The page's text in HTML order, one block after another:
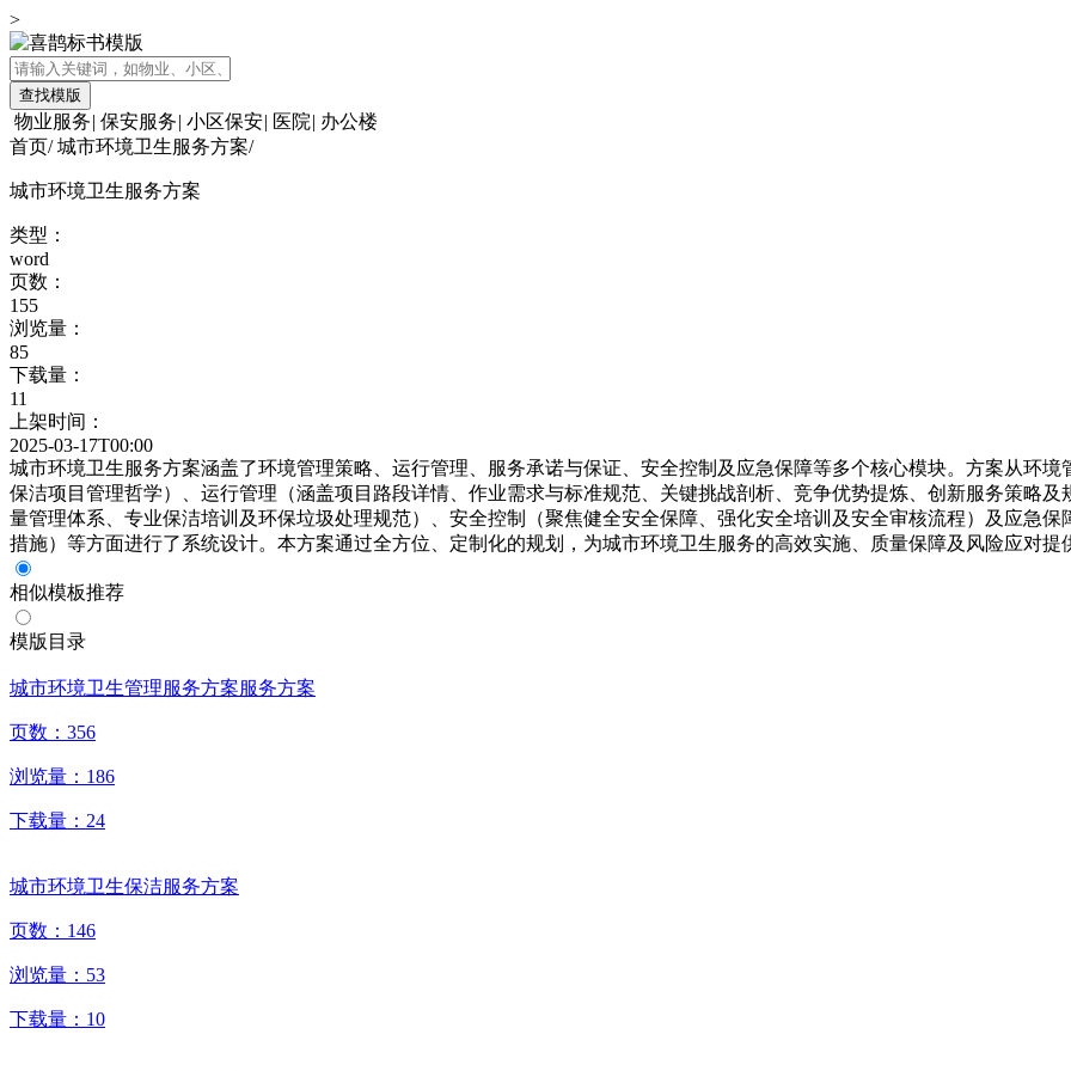
>
查找模版
物业服务| 保安服务| 小区保安| 医院| 办公楼
首页/ 城市环境卫生服务方案/
城市环境卫生服务方案
类型：
word
页数：
155
浏览量：
85
下载量：
11
上架时间：
2025-03-17T00:00
城市环境卫生服务方案涵盖了环境管理策略、运行管理、服务承诺与保证、安全控制及应急保障等多个核心模块。方案从环境
保洁项目管理哲学）、运行管理（涵盖项目路段详情、作业需求与标准规范、关键挑战剖析、竞争优势提炼、创新服务策略
量管理体系、专业保洁培训及环保垃圾处理规范）、安全控制（聚焦健全安全保障、强化安全培训及安全审核流程）及应急
措施）等方面进行了系统设计。本方案通过全方位、定制化的规划，为城市环境卫生服务的高效实施、质量保障及风险应对提
相似模板推荐
模版目录
城市环境卫生管理服务方案服务方案
页数： 356
浏览量： 186
下载量： 24
城市环境卫生保洁服务方案
页数： 146
浏览量： 53
下载量： 10